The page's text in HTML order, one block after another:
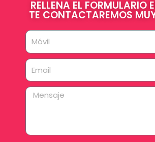
RELLENA EL FORMULARIO
TE CONTACTAREMOS
Móvil
Email
Mensaje